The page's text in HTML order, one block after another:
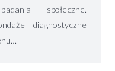
społeczne.
diagnostyczne